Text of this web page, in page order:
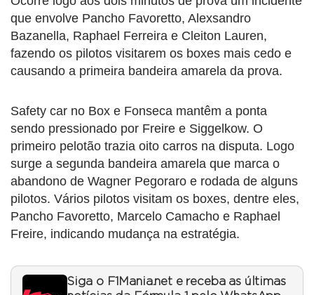
que envolve Pancho Favoretto, Alexsandro
Bazanella, Raphael Ferreira e Cleiton Lauren,
fazendo os pilotos visitarem os boxes mais cedo e
causando a primeira bandeira amarela da prova.
Safety car no Box e Fonseca mantêm a ponta
sendo pressionado por Freire e Siggelkow. O
primeiro pelotão trazia oito carros na disputa. Logo
surge a segunda bandeira amarela que marca o
abandono de Wagner Pegoraro e rodada de alguns
pilotos. Vários pilotos visitam os boxes, dentre eles,
Pancho Favoretto, Marcelo Camacho e Raphael
Freire, indicando mudança na estratégia.
Siga o F1Mania.net e receba as últimas